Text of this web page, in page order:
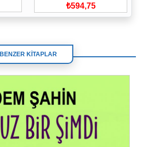
₺594,75
BENZER KİTAPLAR